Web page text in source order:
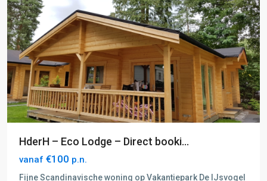
HderH – Eco Lodge – Direct booki...
vanaf €100 p.n.
Fijne Scandinavische woning op Vakantiepark De IJsvogel